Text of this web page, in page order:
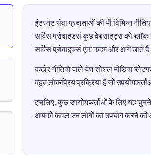
इंटरनेट सेवा प्रदाताओं की भी विभिन्न
सर्विस प्रोवाइडर्स कुछ वेबसाइट्स को
सर्विस प्रोवाइडर्स एक कदम और आगे जाते
कठोर नीतियों वाले देश सोशल मीडिया
बहुत लोकप्रिय प्रक्रिया है जो
इसलिए, कुछ उपयोगकर्ताओं के लिए यह चुनने
आपको केवल उन लोगों का उपयोग करने की